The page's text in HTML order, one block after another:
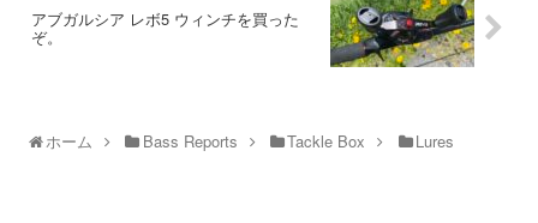
アブガルシア レボ5 ウィンチを買った
ぞ。
ホーム Bass Reports Tackle Box Lures